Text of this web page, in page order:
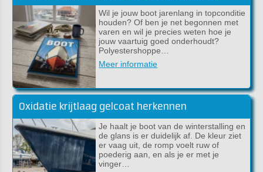
Wil je jouw boot jarenlang in topconditie
houden? Of ben je net begonnen met
varen en wil je precies weten hoe je
jouw vaartuig goed onderhoudt?
Polyestershoppe…
Meer informatie
Oxidatie krijtlaag gelcoat herkennen
Je haalt je boot van de winterstalling en
de glans is er duidelijk af. De kleur ziet
er vaag uit, de romp voelt ruw of
poederig aan, en als je er met je
vinger…